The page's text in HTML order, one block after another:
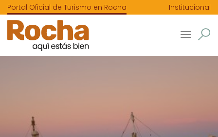
Portal Oficial de Turismo en Rocha Institucional
Toggle